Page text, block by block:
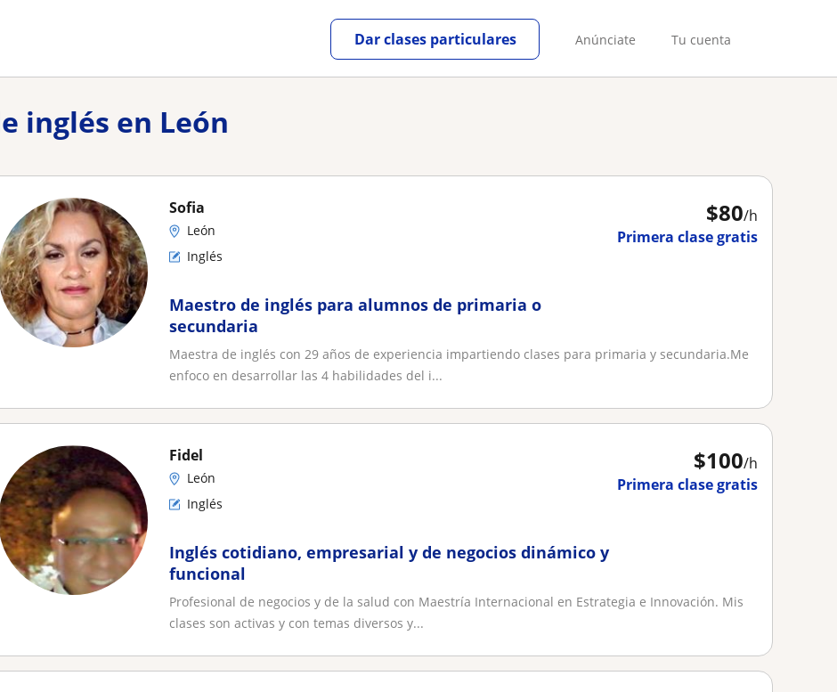
Anúnciate Tu cuenta
Dar clases particulares
inglés en León
$80/h
Primera clase gratis
Sofia
León
Inglés
Maestro de inglés para alumnos de primaria o
secundaria
Maestra de inglés con 29 años de experiencia impartiendo clases para primaria y secundaria.Me
enfoco en desarrollar las 4 habilidades del i...
$100/h
Primera clase gratis
Fidel
León
Inglés
Inglés cotidiano, empresarial y de negocios dinámico y
funcional
Profesional de negocios y de la salud con Maestría Internacional en Estrategia e Innovación. Mis
clases son activas y con temas diversos y...